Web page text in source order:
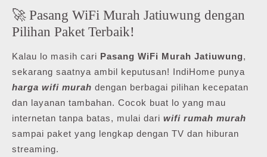
🚀 Pasang WiFi Murah Jatiuwung dengan
Pilihan Paket Terbaik!
Kalau lo masih cari Pasang WiFi Murah Jatiuwung,
sekarang saatnya ambil keputusan! IndiHome punya
harga wifi murah dengan berbagai pilihan kecepatan
dan layanan tambahan. Cocok buat lo yang mau
internetan tanpa batas, mulai dari wifi rumah murah
sampai paket yang lengkap dengan TV dan hiburan
streaming.